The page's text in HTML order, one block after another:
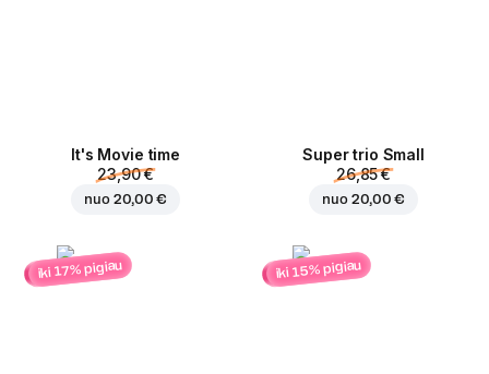
It's Movie time
23,90 €
nuo 20,00 €
Super trio Small
26,85 €
nuo 20,00 €
iki 17% pigiau iki 15% pigiau